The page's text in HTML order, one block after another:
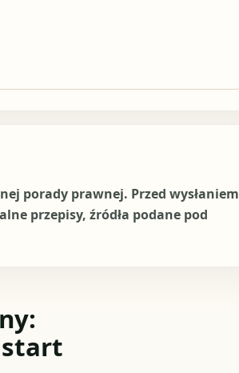
porady prawnej. Przed wysłaniem
przepisy, źródła podane pod
start